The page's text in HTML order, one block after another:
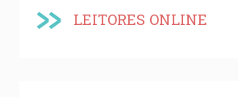
LEITORES ONLINE